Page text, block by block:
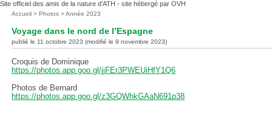
Site officiel des amis de la nature d’ATH - site hébergé par OVH
Vous
ici
:
Accueil >Photos >Année 2023
Voyage dans le nord de l’Espagne
publié le 11 octobre 2023 (modifié le 9 novembre 2023)
Croquis de Dominique
https://photos.app.goo.gl/jjFEr3PWEUiHfY1Q6
Photos de Bernard
https://photos.app.goo.gl/z3GQWhkGAaN691p38